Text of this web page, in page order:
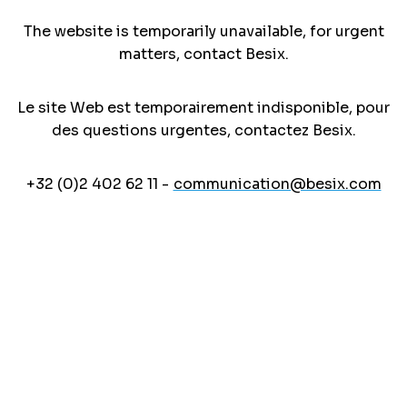
The website is temporarily unavailable, for urgent
matters, contact Besix.
Le site Web est temporairement indisponible, pour
des questions urgentes, contactez Besix.
+32 (0)2 402 62 11 - communication@besix.com